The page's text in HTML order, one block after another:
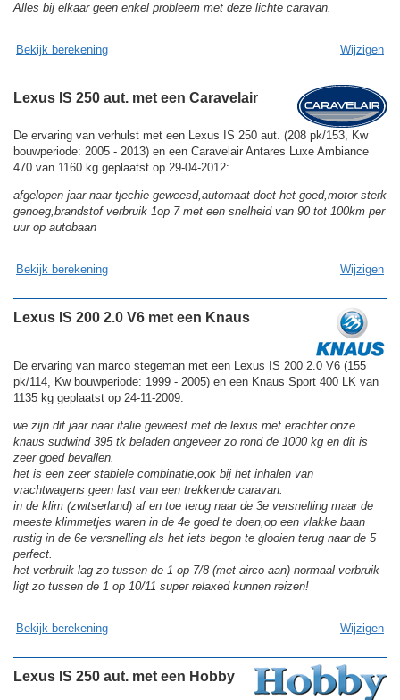
Alles bij elkaar geen enkel probleem met deze lichte caravan.
Bekijk berekening Wijzigen
Lexus IS 250 aut. met een Caravelair
De ervaring van verhulst met een Lexus IS 250 aut. (208 pk/153, Kw
bouwperiode: 2005 - 2013) en een Caravelair Antares Luxe Ambiance
470 van 1160 kg geplaatst op 29-04-2012:
afgelopen jaar naar tjechie geweesd,automaat doet het goed,motor sterk
genoeg,brandstof verbruik 1op 7 met een snelheid van 90 tot 100km per
uur op autobaan
Bekijk berekening Wijzigen
Lexus IS 200 2.0 V6 met een Knaus
De ervaring van marco stegeman met een Lexus IS 200 2.0 V6 (155
pk/114, Kw bouwperiode: 1999 - 2005) en een Knaus Sport 400 LK van
1135 kg geplaatst op 24-11-2009:
we zijn dit jaar naar italie geweest met de lexus met erachter onze
knaus sudwind 395 tk beladen ongeveer zo rond de 1000 kg en dit is
zeer goed bevallen.
het is een zeer stabiele combinatie,ook bij het inhalen van
vrachtwagens geen last van een trekkende caravan.
in de klim (zwitserland) af en toe terug naar de 3e versnelling maar de
meeste klimmetjes waren in de 4e goed te doen,op een vlakke baan
rustig in de 6e versnelling als het iets begon te glooien terug naar de 5
perfect.
het verbruik lag zo tussen de 1 op 7/8 (met airco aan) normaal verbruik
ligt zo tussen de 1 op 10/11 super relaxed kunnen reizen!
Bekijk berekening Wijzigen
Lexus IS 250 aut. met een Hobby